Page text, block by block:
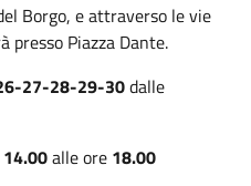
Borgo, e attraverso le vie
presso Piazza Dante.
27-28-29-30dalle
14.00alle ore 18.00